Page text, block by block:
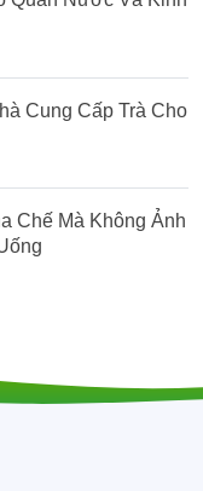
Cung Cấp Trà Cho
Chế Mà Không Ảnh